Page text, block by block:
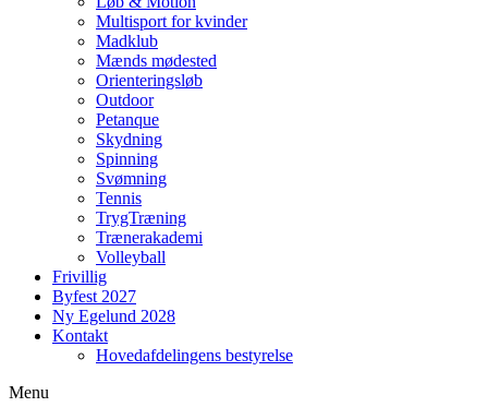
Multisport for kvinder
Madklub
Mænds mødested
Orienteringsløb
Outdoor
Petanque
Skydning
Spinning
Svømning
Tennis
TrygTræning
Trænerakademi
Volleyball
Frivillig
Byfest 2027
Ny Egelund 2028
Kontakt
Hovedafdelingens bestyrelse
Menu